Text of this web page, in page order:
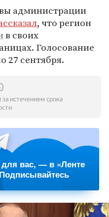
администрации
, что регион
в своих
Голосование
27 сентября.
истечением срока
вас, — в «Ленте